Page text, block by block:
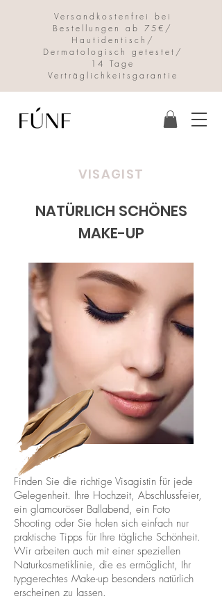
Versandkostenfrei bei
Bestellungen ab 75€/
Hautidentisch/
Dermatologisch getestet/
14 Tage
Verträglichkeitsgarantie
VISAGIST
NATÜRLICH SCHÖNES
MAKE-UP
Finden Sie die richtige Visagistin für jede
Gelegenheit. Ihre Hochzeit, Abschlussfeier,
ein glamouröser Ballabend, ein Foto
Shooting oder Sie holen sich einfach nur
praktische Tipps für Ihre tägliche Schönheit.
Wir arbeiten auch mit einer speziellen
Naturkosmetiklinie, die es ermöglicht, Ihr
typgerechtes Make-up besonders natürlich
erscheinen zu lassen.